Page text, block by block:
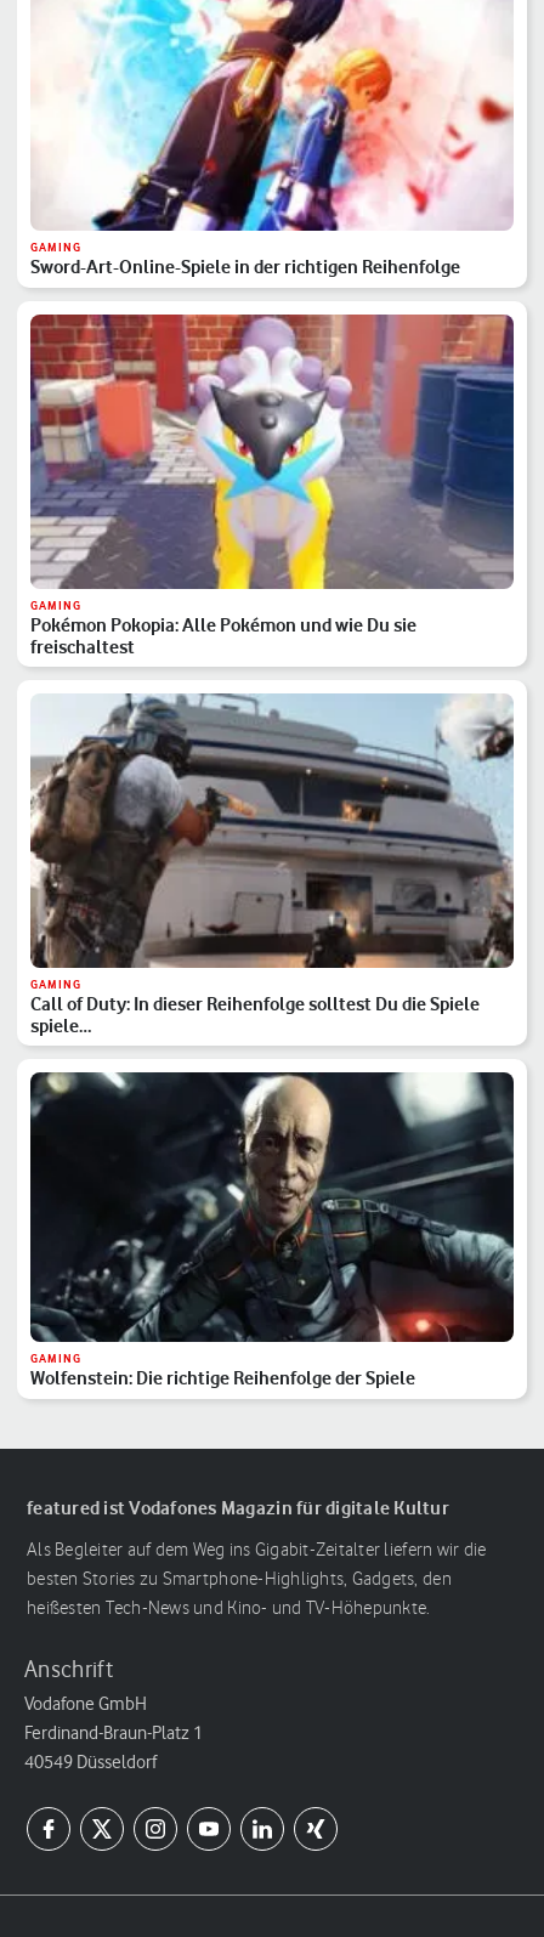
GAMING
Sword-Art-Online-Spiele in der richtigen Reihenfolge
GAMING
Pokémon Pokopia: Alle Pokémon und wie Du sie
freischaltest
GAMING
Call of Duty: In dieser Reihenfolge solltest Du die Spiele
spiele…
GAMING
Wolfenstein: Die richtige Reihenfolge der Spiele
featured ist Vodafones Magazin für digitale Kultur
Als Begleiter auf dem Weg ins Gigabit-Zeitalter liefern wir die
besten Stories zu Smartphone-Highlights, Gadgets, den
heißesten Tech-News und Kino- und TV-Höhepunkte.
Anschrift
Vodafone GmbH
Ferdinand-Braun-Platz 1
40549 Düsseldorf